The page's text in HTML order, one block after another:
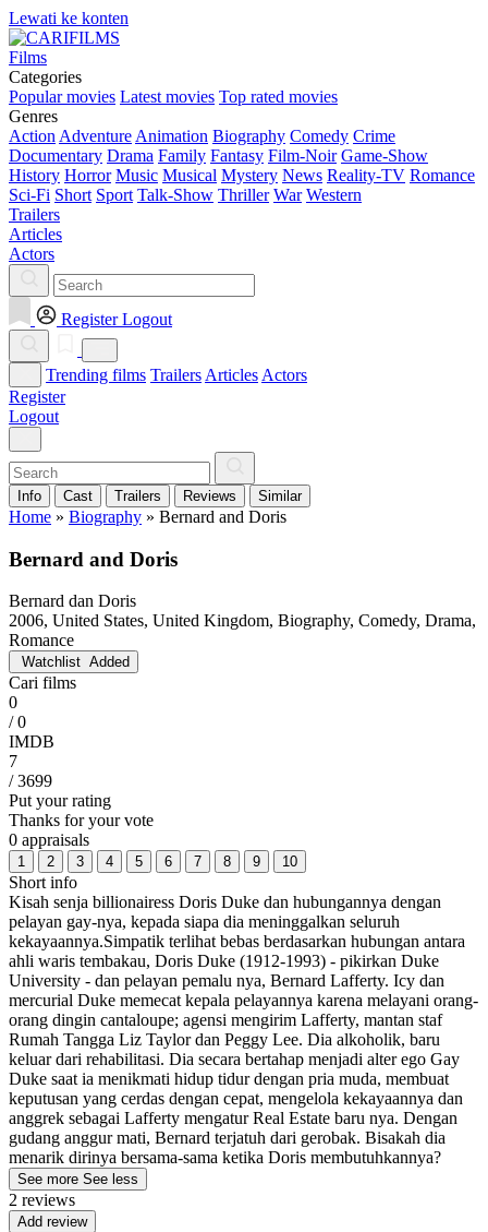
Lewati ke konten
Films
Categories
Popular movies Latest movies Top rated movies
Genres
Action Adventure Animation Biography Comedy Crime
Documentary Drama Family Fantasy Film-Noir Game-Show
History Horror Music Musical Mystery News Reality-TV Romance
Sci-Fi Short Sport Talk-Show Thriller War Western
Trailers
Articles
Actors
Register Logout
Trending films Trailers Articles Actors
Register
Logout
Info Cast Trailers Reviews Similar
Home » Biography » Bernard and Doris
Bernard and Doris
Bernard dan Doris
2006, United States, United Kingdom, Biography, Comedy, Drama,
Romance
Watchlist Added
Cari films
0
/ 0
IMDB
7
/ 3699
Put your rating
Thanks for your vote
0 appraisals
1 2 3 4 5 6 7 8 9 10
Short info
Kisah senja billionairess Doris Duke dan hubungannya dengan
pelayan gay-nya, kepada siapa dia meninggalkan seluruh
kekayaannya.Simpatik terlihat bebas berdasarkan hubungan antara
ahli waris tembakau, Doris Duke (1912-1993) - pikirkan Duke
University - dan pelayan pemalu nya, Bernard Lafferty. Icy dan
mercurial Duke memecat kepala pelayannya karena melayani orang-
orang dingin cantaloupe; agensi mengirim Lafferty, mantan staf
Rumah Tangga Liz Taylor dan Peggy Lee. Dia alkoholik, baru
keluar dari rehabilitasi. Dia secara bertahap menjadi alter ego Gay
Duke saat ia menikmati hidup tidur dengan pria muda, membuat
keputusan yang cerdas dengan cepat, mengelola kekayaannya dan
anggrek sebagai Lafferty mengatur Real Estate baru nya. Dengan
gudang anggur mati, Bernard terjatuh dari gerobak. Bisakah dia
menarik dirinya bersama-sama ketika Doris membutuhkannya?
See more See less
2 reviews
Add review